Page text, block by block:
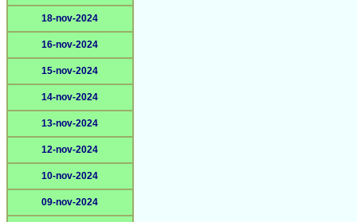
18-nov-2024
16-nov-2024
15-nov-2024
14-nov-2024
13-nov-2024
12-nov-2024
10-nov-2024
09-nov-2024